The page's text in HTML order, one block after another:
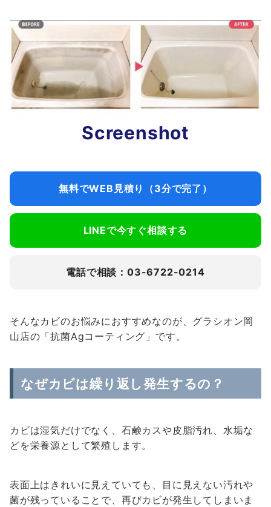
Screenshot
無料でWEB見積り（3分で完了）
LINEで今すぐ相談する
電話で相談：03-6722-0214
そんなカビのお悩みにおすすめなのが、グラシオン岡
山店の「抗菌Agコーティング」です。
なぜカビは繰り返し発生するの？
カビは湿気だけでなく、石鹸カスや皮脂汚れ、水垢な
どを栄養源として繁殖します。
表面上はきれいに見えていても、目に見えない汚れや
菌が残っていることで、再びカビが発生してしまいま